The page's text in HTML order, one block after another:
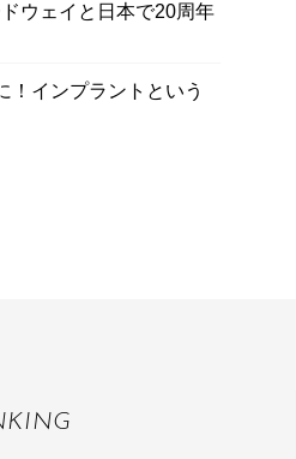
ウェイと日本で20周年
！インプラントという